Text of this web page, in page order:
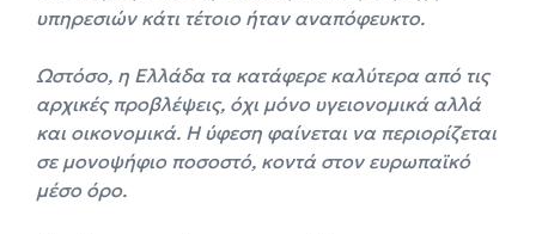
υπηρεσιών κάτι τέτοιο ήταν αναπόφευκτο.
Ωστόσο, η Ελλάδα τα κατάφερε καλύτερα από τις
αρχικές προβλέψεις, όχι μόνο υγειονομικά αλλά
και οικονομικά. Η ύφεση φαίνεται να περιορίζεται
σε μονοψήφιο ποσοστό, κοντά στον ευρωπαϊκό
μέσο όρο.